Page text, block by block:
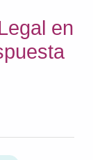
en